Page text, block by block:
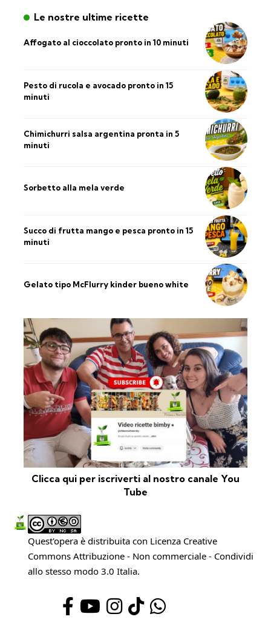
Le nostre ultime ricette
Affogato al cioccolato pronto in 10 minuti
Pesto di rucola e avocado pronto in 15
minuti
Chimichurri salsa argentina pronta in 5
minuti
Sorbetto alla mela verde
Succo di frutta mango e pesca pronto in 15
minuti
Gelato tipo McFlurry kinder bueno white
Clicca qui per iscriverti al nostro canale You
Tube
Quest'opera è distribuita con Licenza Creative
Commons Attribuzione - Non commerciale - Condividi
allo stesso modo 3.0 Italia.